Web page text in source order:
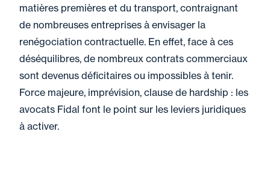
matières premières et du transport, contraignant
de nombreuses entreprises à envisager la
renégociation contractuelle. En effet, face à ces
déséquilibres, de nombreux contrats commerciaux
sont devenus déficitaires ou impossibles à tenir.
Force majeure, imprévision, clause de hardship : les
avocats Fidal font le point sur les leviers juridiques
à activer.